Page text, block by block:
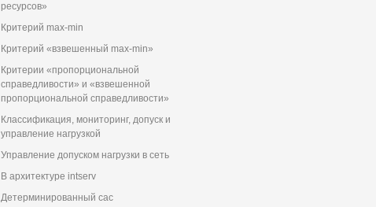
ресурсов»
Критерий max-min
Критерий «взвешенный max-min»
Критерии «пропорциональной
справедливости» и «взвешенной
пропорциональной справедливости»
Классификация, мониторинг, допуск и
управление нагрузкой
Управление допуском нагрузки в сеть
В архитектуре intserv
Детерминированный сас